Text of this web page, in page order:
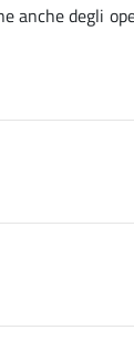
anche